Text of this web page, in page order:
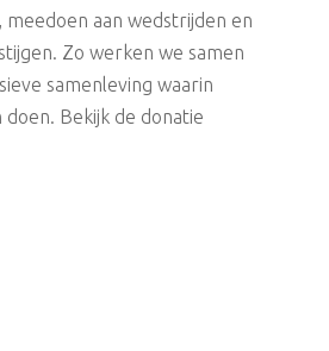
meedoen aan wedstrijden en
Zo werken we samen
samenleving waarin
Bekijk de donatie